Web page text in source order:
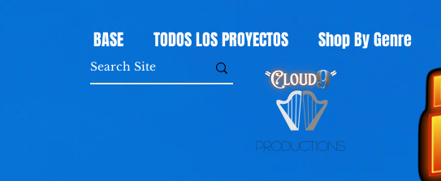
BASE TODOS LOS PROYECTOS Shop By Genre
Productions